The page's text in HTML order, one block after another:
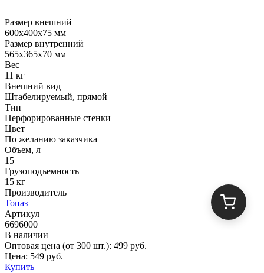
Размер внешний
600х400х75 мм
Размер внутренний
565х365х70 мм
Вес
11 кг
Внешний вид
Штабелируемый, прямой
Тип
Перфорированные стенки
Цвет
По желанию заказчика
Объем, л
15
Грузоподъемность
15 кг
Производитель
Топаз
Артикул
6696000
В наличии
Оптовая цена (от 300 шт.): 499 руб.
Цена: 549 руб.
Купить